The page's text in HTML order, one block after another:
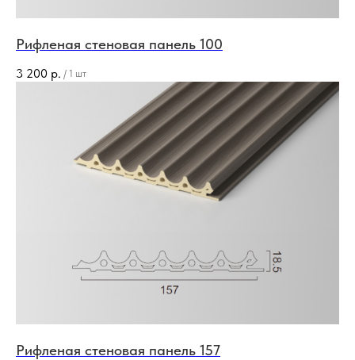
Рифленая стеновая панель 100
3 200 р. / 1 шт
Рифленая стеновая панель 157